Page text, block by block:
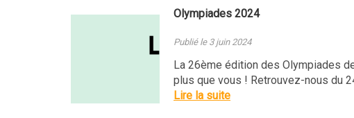
Olympiades 2024
Publié le 3 juin 2024
La 26ème édition des Olympiades
plus que vous ! Retrouvez-nous du
Lire la suite